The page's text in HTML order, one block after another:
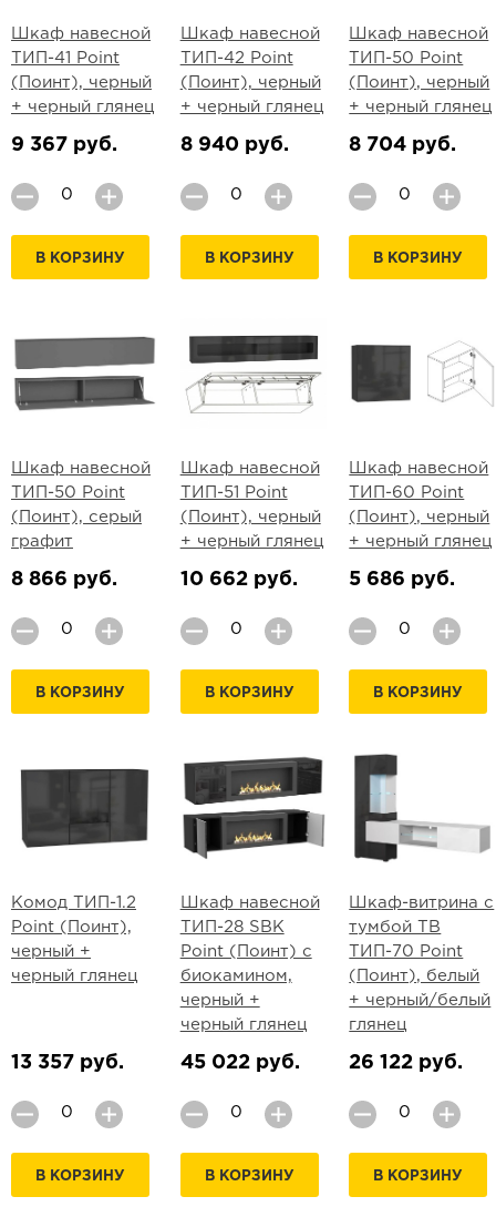
Шкаф навесной
ТИП-41 Point
(Поинт), черный
+ черный глянец
9 367 руб.
В КОРЗИНУ
Шкаф навесной
ТИП-42 Point
(Поинт), черный
+ черный глянец
8 940 руб.
В КОРЗИНУ
Шкаф навесной
ТИП-50 Point
(Поинт), черный
+ черный глянец
8 704 руб.
В КОРЗИНУ
Шкаф навесной
ТИП-50 Point
(Поинт), серый
графит
8 866 руб.
В КОРЗИНУ
Шкаф навесной
ТИП-51 Point
(Поинт), черный
+ черный глянец
10 662 руб.
В КОРЗИНУ
Шкаф навесной
ТИП-60 Point
(Поинт), черный
+ черный глянец
5 686 руб.
В КОРЗИНУ
Комод ТИП-1.2
Point (Поинт),
черный +
черный глянец
13 357 руб.
В КОРЗИНУ
Шкаф навесной
ТИП-28 SBK
Point (Поинт) с
биокамином,
черный +
черный глянец
45 022 руб.
В КОРЗИНУ
Шкаф-витрина с
тумбой ТВ
ТИП-70 Point
(Поинт), белый
+ черный/белый
глянец
26 122 руб.
В КОРЗИНУ